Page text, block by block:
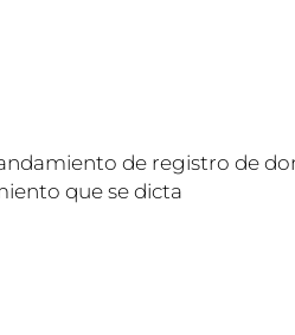
de registro de
que se dicta